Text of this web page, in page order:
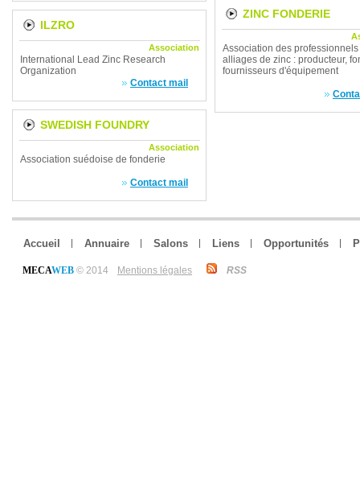
ZINC FONDERIE
Association des
alliages de zinc : producteur,
fournisseurs d'équipement
ILZRO
Association
International Lead Zinc Research
Organization
Contact mail
SWEDISH FOUNDRY
ASSOCIATION
Association
Association suédoise de fonderie
Contact mail
Accueil Annuaire Salons Liens Opportunités
MECAWEB © 2014 Mentions légales RSS